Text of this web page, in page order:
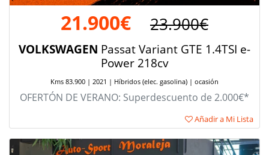
21.900€ 23.900€
VOLKSWAGEN Passat Variant GTE 1.4TSI e-
Power 218cv
Kms 83.900 | 2021 | Híbridos (elec. gasolina) | ocasión
OFERTÓN DE VERANO: Superdescuento de 2.000€*
Añadir a Mi Lista